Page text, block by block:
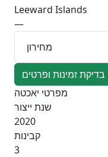
Leeward Islands
—
מחירון
בדיקת זמינות ופרטים
מפרטי יאכטה
שנת ייצור
2020
קבינות
3